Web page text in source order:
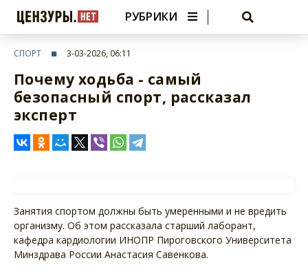
РУБРИКИ
СПОРТ 3-03-2026, 06:11
Почему ходьба - самый
безопасный спорт, рассказал
эксперт
Занятия спортом должны быть умеренными и не вредить
организму. Об этом рассказала старший лаборант,
кафедра кардиологии ИНОПР Пироговского Университета
Минздрава России Анастасия Савенкова.